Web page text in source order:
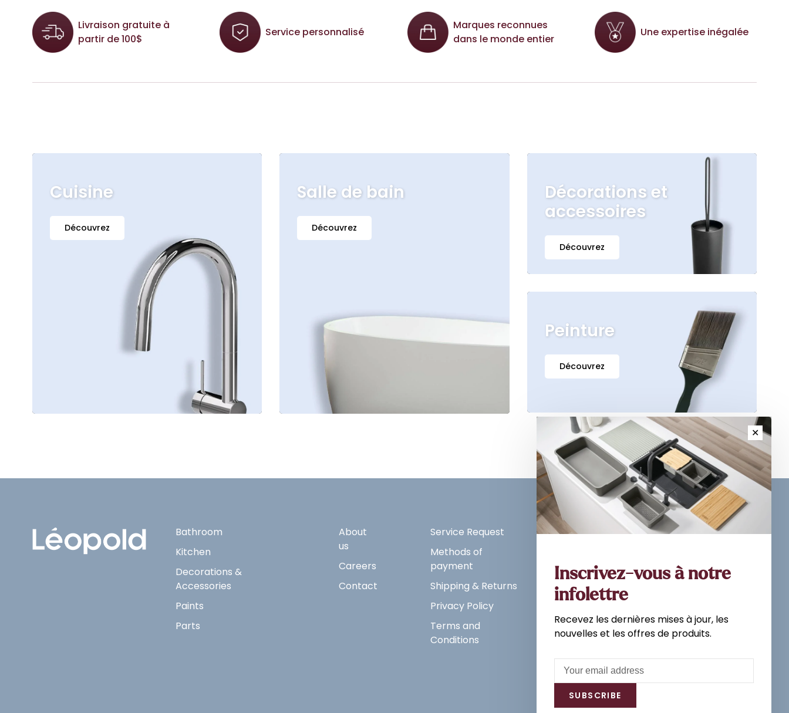
Livraison gratuite à
partir de 100$
Service personnalisé
Marques reconnues
dans le monde entier
Une expertise inégalée
Cuisine
Découvrez
Salle de bain
Découvrez
Décorations et
accessoires
Découvrez
Peinture
Découvrez
Bathroom
Kitchen
Decorations &
Accessories
Paints
Parts
About
us
Careers
Contact
Service Request
Methods of
payment
Shipping & Returns
Privacy Policy
Terms and
Conditions
Sign up for our newsletter and
Subscribe
✕
Inscrivez-vous à notre
infolettre
Recevez les dernières mises à jour, les
nouvelles et les offres de produits.
SUBSCRIBE